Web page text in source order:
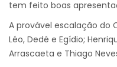
tem feito boas
A provável escalação do
Léo, Dedé e Egídio;
Arrascaeta e Thiago